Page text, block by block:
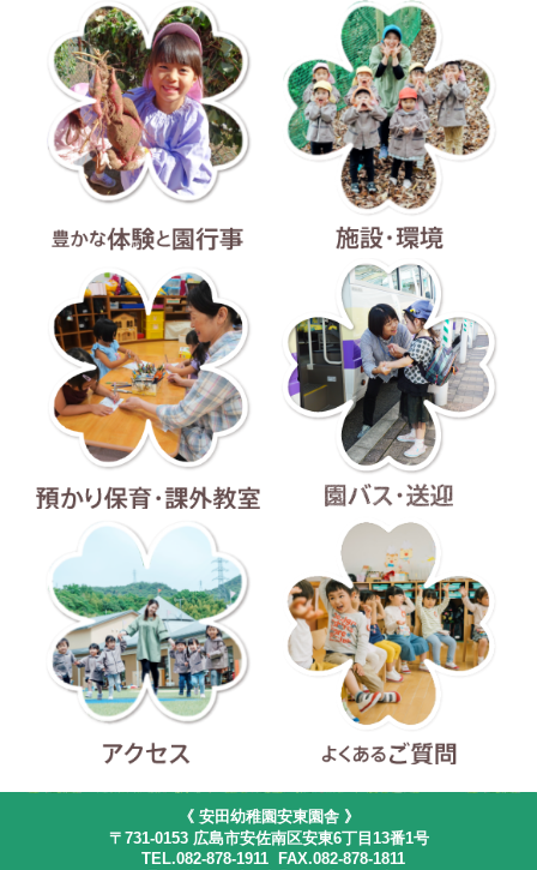
幼稚園について 園での生活
施設・環境
預かり保育・課外教室 園バス・送迎
《 安田幼稚園安東園舎 》
〒731-0153 広島市安佐南区安東6丁目13番1号
TEL.082-878-1911 FAX.082-878-1811